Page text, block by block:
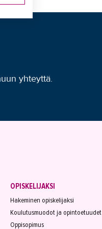
yhteyttä.
OPISKELIJAKSI
Hakeminen opiskelijaksi
Koulutusmuodot ja opintoetuudet
Oppisopimus